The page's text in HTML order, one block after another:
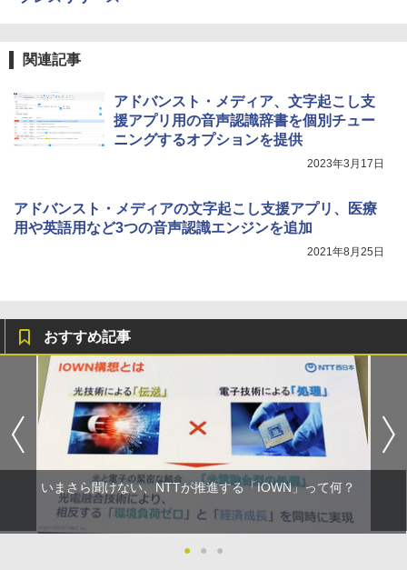
関連記事
アドバンスト・メディア、文字起こし支
援アプリ用の音声認識辞書を個別チュー
ニングするオプションを提供
2023年3月17日
アドバンスト・メディアの文字起こし支援アプリ、医療
用や英語用など3つの音声認識エンジンを追加
2021年8月25日
おすすめ記事
いまさら聞けない、NTTが推進する「IOWN」って何？
● ● ●